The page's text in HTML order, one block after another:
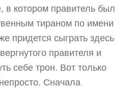
в котором правитель был
тираном по имени
придется сыграть здесь
правителя и
себе трон. Вот только
Сначала